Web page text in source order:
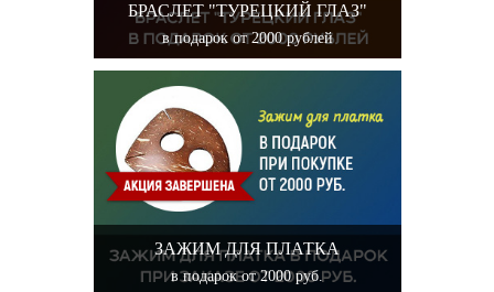
БРАСЛЕТ "ТУРЕЦКИЙ ГЛАЗ"
в подарок от 2000 рублей
ЗАЖИМ ДЛЯ ПЛАТКА
в подарок от 2000 руб.